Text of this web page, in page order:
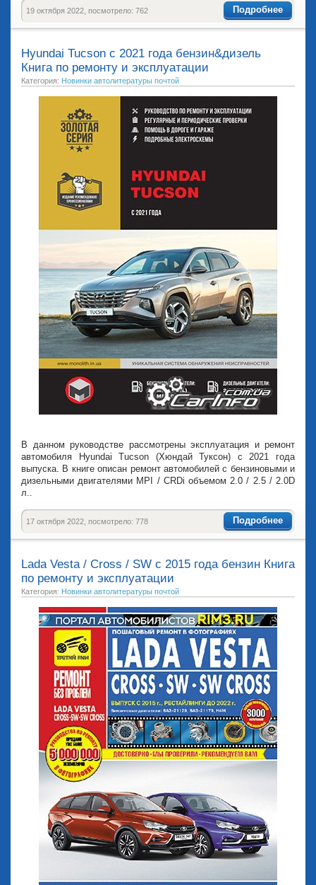
Подробнее
19 октября 2022, посмотрело: 762
Hyundai Tucson с 2021 года бензин&дизель
Книга по ремонту и эксплуатации
Категория: Новинки автолитературы почтой
В данном руководстве рассмотрены эксплуатация и ремонт
автомобиля Hyundai Tucson (Хюндай Туксон) с 2021 года
выпуска. В книге описан ремонт автомобилей с бензиновыми и
дизельными двигателями MPI / CRDi объемом 2.0 / 2.5 / 2.0D
л..
Подробнее
17 октября 2022, посмотрело: 778
Lada Vesta / Cross / SW с 2015 года бензин Книга
по ремонту и эксплуатации
Категория: Новинки автолитературы почтой